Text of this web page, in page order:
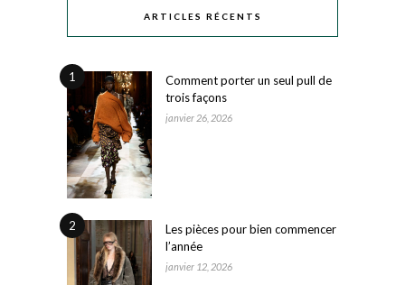
ARTICLES RÉCENTS
1
Comment porter un seul pull de
trois façons
janvier 26, 2026
2
Les pièces pour bien commencer
l’année
janvier 12, 2026